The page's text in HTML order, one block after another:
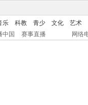
乐 科教 青少 文化
艺术
中国 赛事直播 网络